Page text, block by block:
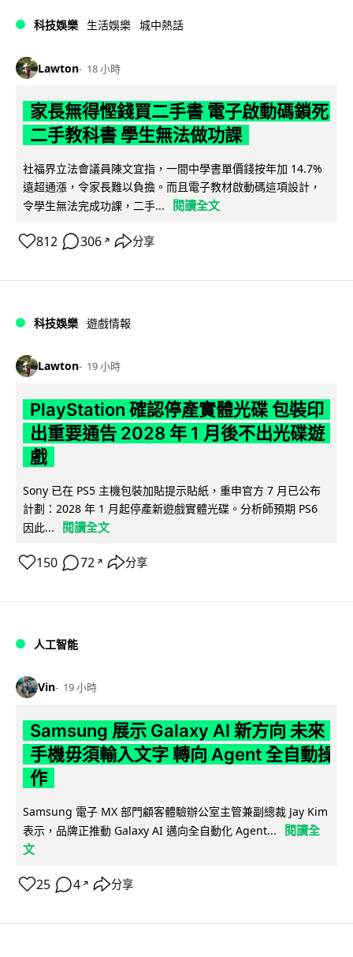
科技娛樂 生活娛樂 城中熱話
Lawton 18 小時
家長無得慳錢買二手書 電子啟動碼鎖死
二手教科書 學生無法做功課
社福界立法會議員陳文宜指，一間中學書單價錢按年加 14.7%
遠超通漲，令家長難以負擔。而且電子教材啟動碼這項設計，
令學生無法完成功課，二手...
閱讀全文
812 306 ↗ 分享
科技娛樂 遊戲情報
Lawton 19 小時
PlayStation 確認停產實體光碟 包裝印
出重要通告 2028 年 1 月後不出光碟遊
戲
Sony 已在 PS5 主機包裝加貼提示貼紙，重申官方 7 月已公布
計劃：2028 年 1 月起停產新遊戲實體光碟。分析師預期 PS6
因此...
閱讀全文
150 72 ↗ 分享
人工智能
Vin 19 小時
Samsung 展示 Galaxy AI 新方向 未來
手機毋須輸入文字 轉向 Agent 全自動操
作
Samsung 電子 MX 部門顧客體驗辦公室主管兼副總裁 Jay Kim
表示，品牌正推動 Galaxy AI 邁向全自動化 Agent...
閱讀全
文
25 4 ↗ 分享